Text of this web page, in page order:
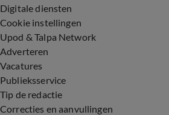
Digitale diensten
Cookie instellingen
Upod & Talpa Network
Adverteren
Vacatures
Publieksservice
Tip de redactie
Correcties en aanvullingen